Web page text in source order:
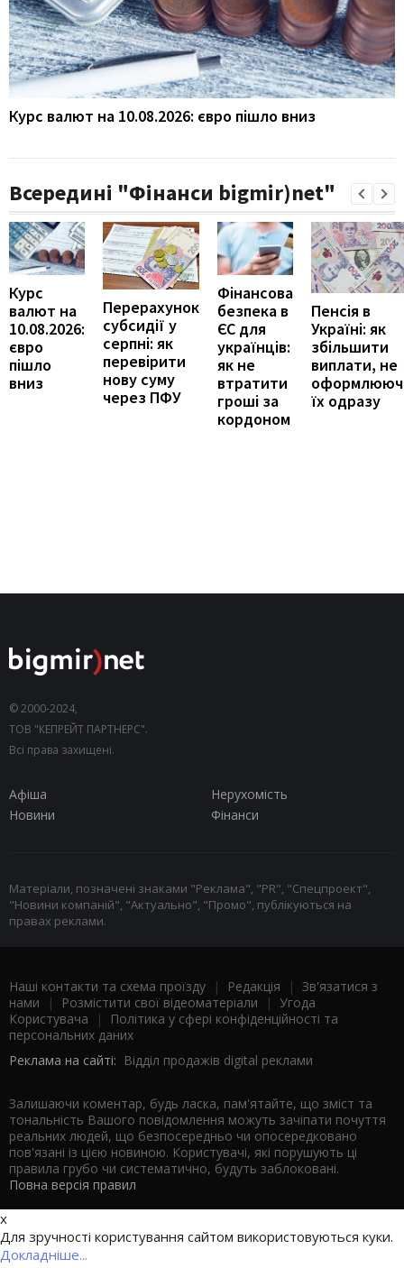
Курс валют на 10.08.2026: євро пішло вниз
Всередині "Фінанси bigmir)net"
Курс
валют на
10.08.2026:
євро
пішло
вниз
Перерахунок
субсидії у
серпні: як
перевірити
нову суму
через ПФУ
Фінансова
безпека в
ЄС для
українців:
як не
втратити
гроші за
кордоном
Пенсія в
Україні: як
збільшити
виплати, не
їх одразу
© 2000-2024,
ТОВ "КЕПРЕЙТ ПАРТНЕРС".
Всі права захищені.
Афіша
Нерухомість
Новини
Фінанси
Матеріали, позначені знаками "Реклама", "PR", "Спецпроект",
"Новини компаній", "Актуально", "Промо", публікуються на
правах реклами.
Наші контакти та схема проїзду | Редакція | Зв'язатися з
нами | Розмістити свої відеоматеріали | Угода
Користувача |
Політика у сфері конфіденційності та
персональних даних
Реклама на сайті: Відділ продажів digital реклами
Залишаючи коментар, будь ласка, пам'ятайте, що зміст та
тональність Вашого повідомлення можуть зачіпати почуття
реальних людей, що безпосередньо чи опосередковано
пов'язані із цією новиною. Користувачі, які порушують ці
правила грубо чи систематично, будуть заблоковані.
Повна версія правил
x
Для зручності користування сайтом використовуються куки.
Докладніше...